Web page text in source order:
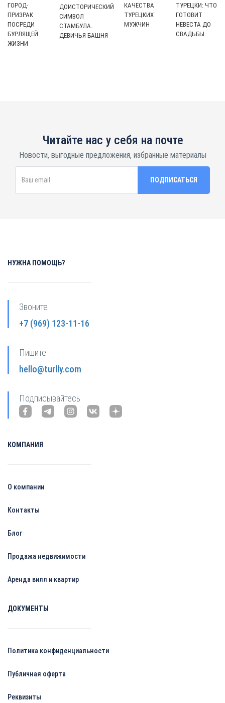
ГОРОД-
ПРИЗРАК
ПОСРЕДИ
БУРЛЯЩЕЙ
ЖИЗНИ
ДОИСТОРИЧЕСКИЙ
СИМВОЛ
СТАМБУЛА.
ДЕВИЧЬЯ БАШНЯ
КАЧЕСТВА
ТУРЕЦКИХ
МУЖЧИН
ТУРЕЦКИ: ЧТО
ГОТОВИТ
НЕВЕСТА ДО
СВАДЬБЫ
Читайте нас у себя на почте
Новости, выгодные предложения, избранные материалы
НУЖНА ПОМОЩЬ?
Звоните
+7 (969) 123-11-16
Пишите
hello@turlly.com
Подписывайтесь
КОМПАНИЯ
О компании
Контакты
Блог
Продажа недвижимости
Аренда вилл и квартир
ДОКУМЕНТЫ
Политика конфиденциальности
Публичная оферта
Реквизиты